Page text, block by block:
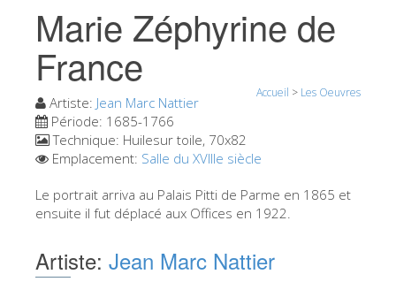
Événements et expositions
Explorer la Galerie
Réserver
Visite virtuelle
Les Oeuvres
Les Salles
Marie Zéphyrine de
France
Accueil > Les Oeuvres
Artiste: Jean Marc Nattier
Période: 1685-1766
Technique: Huilesur toile, 70x82
Emplacement: Salle du XVIIIe siècle
Le portrait arriva au Palais Pitti de Parme en 1865 et
ensuite il fut déplacé aux Offices en 1922.
Artiste: Jean Marc Nattier